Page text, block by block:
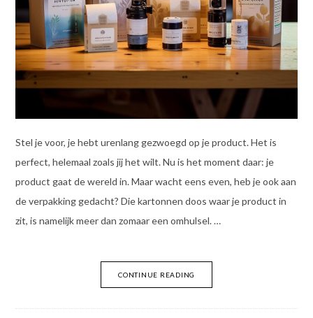
Stel je voor, je hebt urenlang gezwoegd op je product. Het is
perfect, helemaal zoals jij het wilt. Nu is het moment daar: je
product gaat de wereld in. Maar wacht eens even, heb je ook aan
de verpakking gedacht? Die kartonnen doos waar je product in
zit, is namelijk meer dan zomaar een omhulsel. …
CONTINUE READING